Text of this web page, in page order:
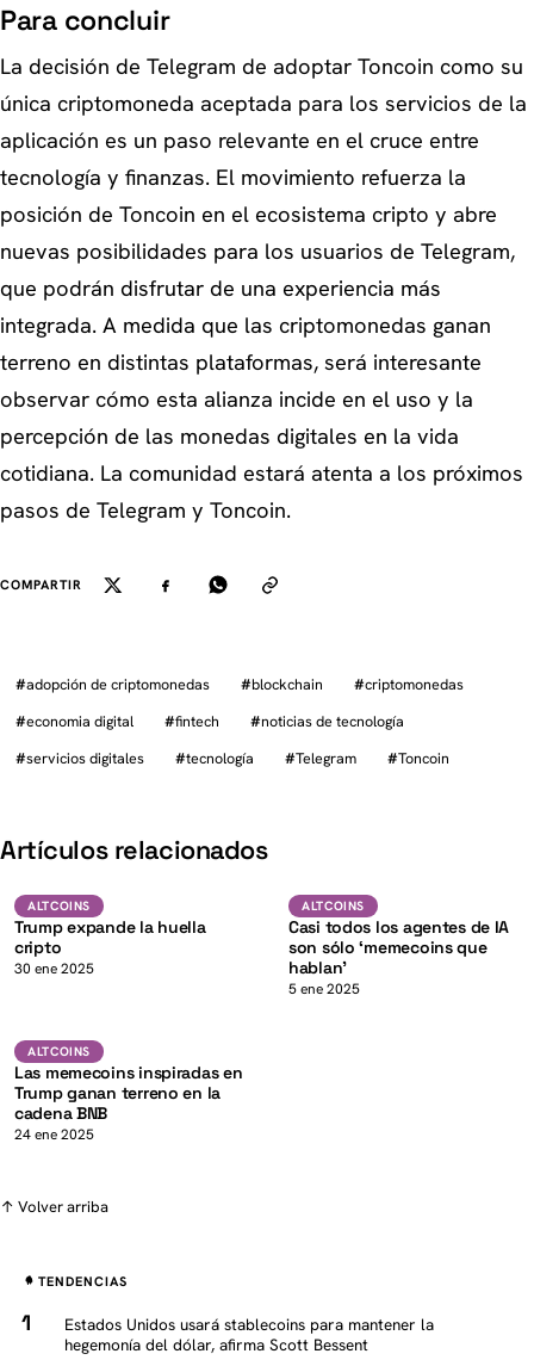
Para concluir
La decisión de Telegram de adoptar Toncoin como su
única criptomoneda aceptada para los servicios de la
aplicación es un paso relevante en el cruce entre
tecnología y finanzas. El movimiento refuerza la
posición de Toncoin en el ecosistema cripto y abre
nuevas posibilidades para los usuarios de Telegram,
que podrán disfrutar de una experiencia más
integrada. A medida que las criptomonedas ganan
terreno en distintas plataformas, será interesante
observar cómo esta alianza incide en el uso y la
percepción de las monedas digitales en la vida
cotidiana. La comunidad estará atenta a los próximos
pasos de Telegram y Toncoin.
COMPARTIR
#adopción de criptomonedas #blockchain #criptomonedas
#economia digital #fintech #noticias de tecnología
#servicios digitales #tecnología #Telegram #Toncoin
Artículos relacionados
Altcoins K
ALTCOINS
Trump expande la huella
cripto
30 ene 2025
Altcoins
ALTCOINS
Casi todos los agentes de IA
son sólo ‘memecoins que
hablan’
5 ene 2025
ALTCOINS BNB K
ALTCOINS
Las memecoins inspiradas en
Trump ganan terreno en la
cadena BNB
24 ene 2025
↑ Volver arriba
TENDENCIAS
Estados Unidos usará stablecoins para mantener la
hegemonía del dólar, afirma Scott Bessent